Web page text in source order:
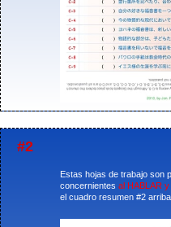
#2
Estas hojas de trabajo son
concernientes al HABLAR
el cuadro resumen #2